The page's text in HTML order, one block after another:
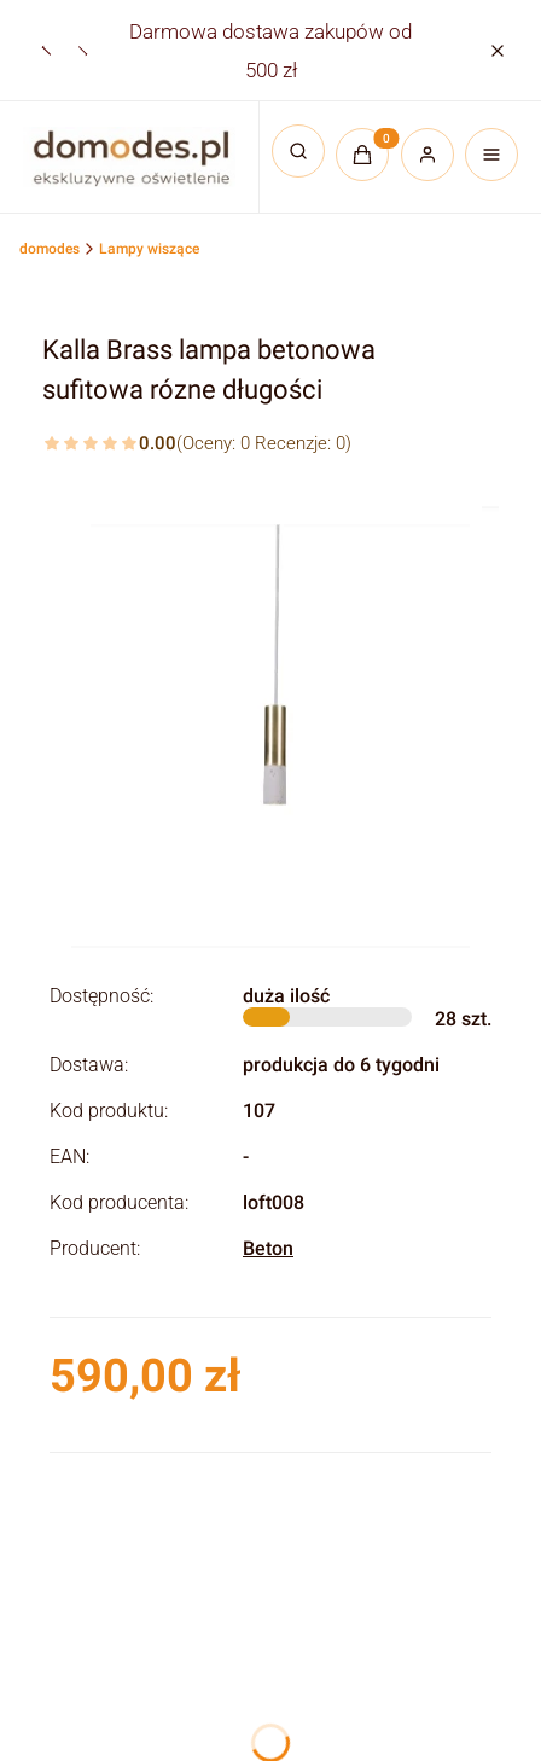
Darmowa dostawa zakupów od
500 zł
Otwórz wyszukiwarkę
Produkty w
domodes Lampy wiszące
Kalla Brass lampa betonowa
sufitowa rózne długości
0.00(Oceny: 0 Recenzje: 0)
Dostępność:
duża ilość
28 szt.
Dostawa:
produkcja do 6 tygodni
Kod produktu:
107
EAN:
-
Kod producenta:
loft008
Producent:
Beton
Cena
590,00 zł